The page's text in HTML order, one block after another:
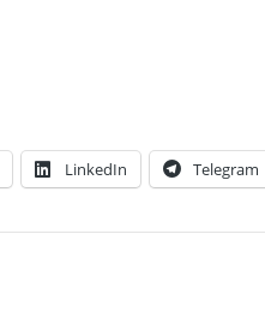
LinkedIn Telegram